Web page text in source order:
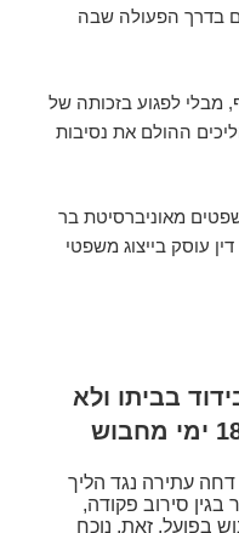
בדרך הפעולה שבה
לפגוע בזכותה של
ההולם את נסיבות
מאוניברסיטת בר
דין עוסק בייצוג משפטי
בביתו ולא
עתירה נגד הליך
סירוב פקודה,
עליו 18 ימי מחבוש בפועל. זאת, נוכח